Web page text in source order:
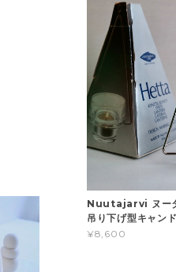
Nuutajarvi ヌー
吊り下げ型キャン
¥8,600